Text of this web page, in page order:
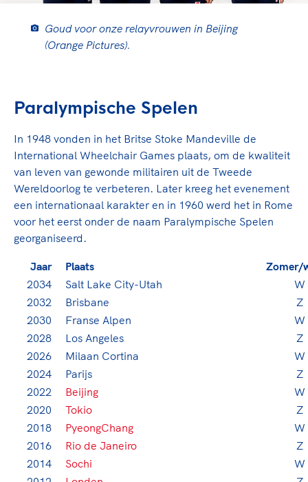
Goud voor onze relayvrouwen in Beijing
(Orange Pictures).
Paralympische Spelen
In 1948 vonden in het Britse Stoke Mandeville de
International Wheelchair Games plaats, om de kwaliteit
van leven van gewonde militairen uit de Tweede
Wereldoorlog te verbeteren. Later kreeg het evenement
een internationaal karakter en in 1960 werd het in Rome
voor het eerst onder de naam Paralympische Spelen
georganiseerd.
Jaar Plaats
Zomer/
2034
Salt Lake City-Utah
W
2032
Brisbane
Z
2030
Franse Alpen
W
2028
Los Angeles
Z
2026
Milaan Cortina
W
2024
Parijs
Z
2022
Beijing
W
2020
Tokio
Z
2018
PyeongChang
W
2016
Rio de Janeiro
Z
2014
Sochi
W